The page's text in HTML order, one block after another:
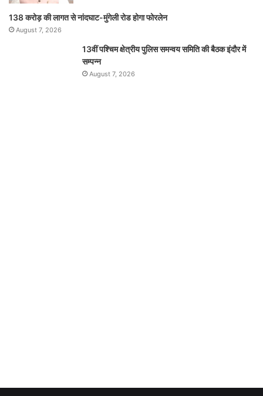
138 करोड़ की लागत से नांदघाट-मुंगेली रोड होगा फोरलेन
August 7, 2026
13वीं पश्चिम क्षेत्रीय पुलिस समन्वय समिति की बैठक इंदौर में
सम्पन्न
August 7, 2026